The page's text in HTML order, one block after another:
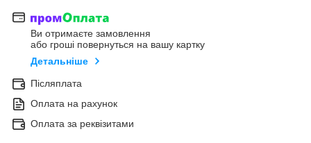
Ви отримаєте замовлення
або гроші повернуться на вашу картку
Детальніше
Післяплата
Оплата на рахунок
Оплата за реквізитами